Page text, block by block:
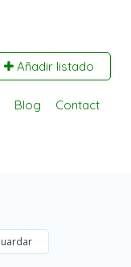
Añadir listado
Blog Contact